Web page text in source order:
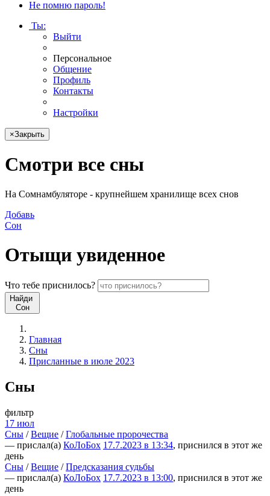
Не помню пароль!
Ты:
Выйти
Персональное
Общение
Профиль
Контакты
Настройки
×Закрыть
Смотри все сны
На Сомнамбуляторе - крупнейшем хранилище всех снов
Добавь
Сон
Отыщи увиденное
Что тебе приснилось?
Найди
Сон
Главная
Сны
Присланные в июле 2023
Сны
фильтр
17 июл
Сны /Вещие /Глобальные пророчества
— прислал(а) КоЛоБох 17.7.2023 в 13:34, приснился в этот же
день
Сны /Вещие /Предсказания судьбы
— прислал(а) КоЛоБох 17.7.2023 в 13:00, приснился в этот же
день